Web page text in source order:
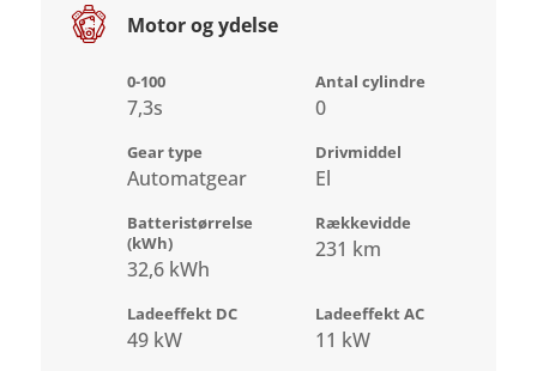
Motor og ydelse
0-100
7,3s
Antal cylindre
0
Gear type
Automatgear
Drivmiddel
El
Batteristørrelse
(kWh)
32,6 kWh
Rækkevidde
231 km
Ladeeffekt DC
49 kW
Ladeeffekt AC
11 kW